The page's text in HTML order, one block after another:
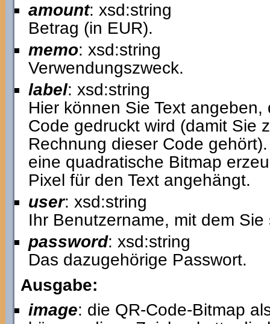
amount: xsd:string
Betrag (in EUR).
memo: xsd:string
Verwendungszweck.
label: xsd:string
Hier können Sie Text
Code gedruckt wird (damit Sie
Rechnung dieser Code
eine quadratische Bitmap
Pixel für den Text angehängt.
user: xsd:string
Ihr Benutzername, mit dem
password: xsd:string
Das dazugehörige Passwort.
Ausgabe:
image: die QR-Code-Bitmap